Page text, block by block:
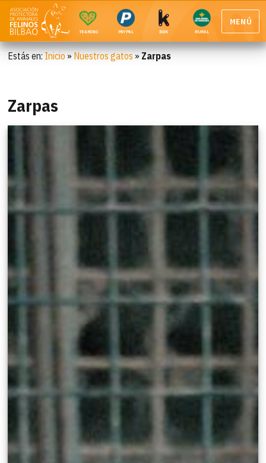
TEAMING PAYPAL BBK RURAL
MENÚ
Estás en: Inicio » Nuestros gatos » Zarpas
Zarpas